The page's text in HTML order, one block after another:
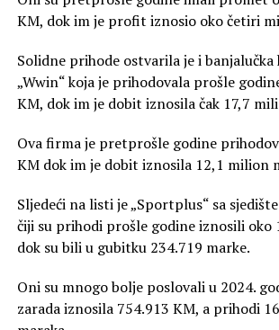
KM, dok im je profit iznosio oko četiri
Solidne prihode ostvarila je i banjalučka
„Wwin“ koja je prihodovala prošle
KM, dok im je dobit iznosila čak 17,7
Ova firma je pretprošle godine
KM dok im je dobit iznosila 12,1 milion
Sljedeći na listi je „Sportplus“ sa
čiji su prihodi prošle godine iznosili oko
dok su bili u gubitku 234.719 marke.
Oni su mnogo bolje poslovali u 2024.
zarada iznosila 754.913 KM, a prihodi